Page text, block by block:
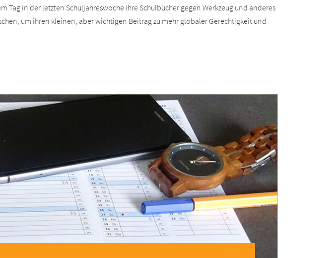
Tag in der letzten Schuljahreswoche ihre Schulbücher gegen Werkzeug und anderes
um ihren kleinen, aber wichtigen Beitrag zu mehr globaler Gerechtigkeit und